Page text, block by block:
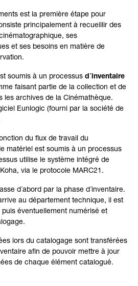
est la première étape pour
principalement à recueillir des
ses
et ses besoins en matière de
soumis à un processus d´inventaire
faisant partie de la collection et de
les archives de la Cinémathèque.
Eunlogic (fourni par la société de
du flux de travail du
matériel est soumis à un processus
utilise le système intégré de
via le protocole MARC21.
d´abord par la phase d´inventaire.
au département technique, il est
éventuellement numérisé et
lors du catalogage sont transférées
afin de pouvoir mettre à jour
de chaque élément catalogué.